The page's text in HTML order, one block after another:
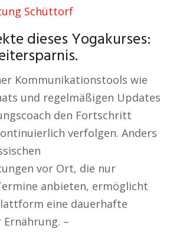
Schüttorf
dieses Yogakurses:
Kommunikationstools wie
und regelmäßigen Updates
den Fortschritt
verfolgen. Anders
vor Ort, die nur
anbieten, ermöglicht
eine dauerhafte
–